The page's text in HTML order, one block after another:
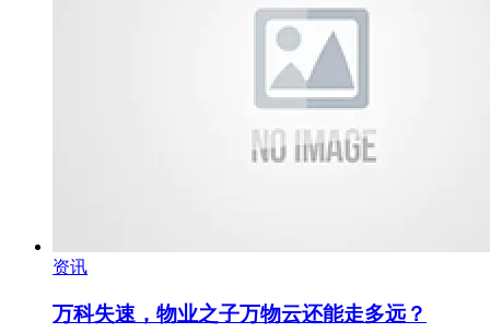
资讯
万科失速，物业之子万物云还能走多远？